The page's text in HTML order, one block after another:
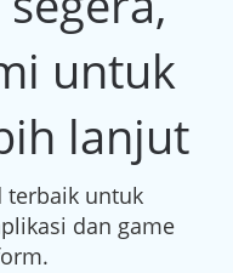
untuk
lanjut
terbaik untuk
dan game